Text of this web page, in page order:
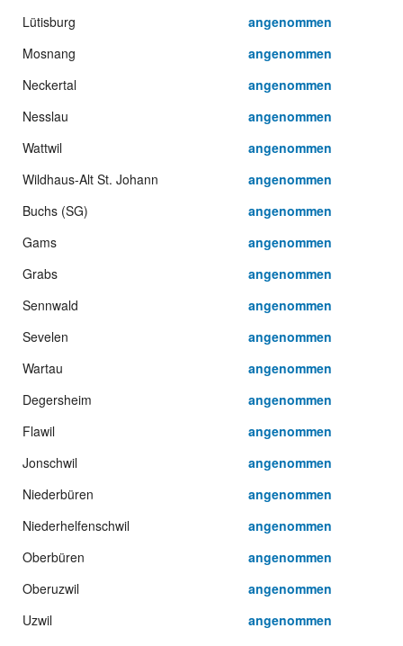
Lütisburg
angenommen
Mosnang
angenommen
Neckertal
angenommen
Nesslau
angenommen
Wattwil
angenommen
Wildhaus-Alt St. Johann
angenommen
Buchs (SG)
angenommen
Gams
angenommen
Grabs
angenommen
Sennwald
angenommen
Sevelen
angenommen
Wartau
angenommen
Degersheim
angenommen
Flawil
angenommen
Jonschwil
angenommen
Niederbüren
angenommen
Niederhelfenschwil
angenommen
Oberbüren
angenommen
Oberuzwil
angenommen
Uzwil
angenommen